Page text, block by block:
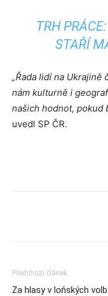
TRH
STAŘÍ
„Řada lidí na
nám kulturně i
našich hodnot, pokud
uvedl SP ČR.
Předchozí článek
Za hlasy v loňských